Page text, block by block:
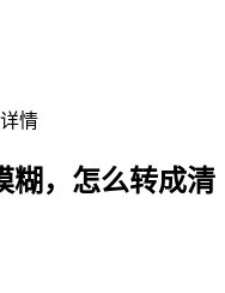
情
糊，怎么转成清